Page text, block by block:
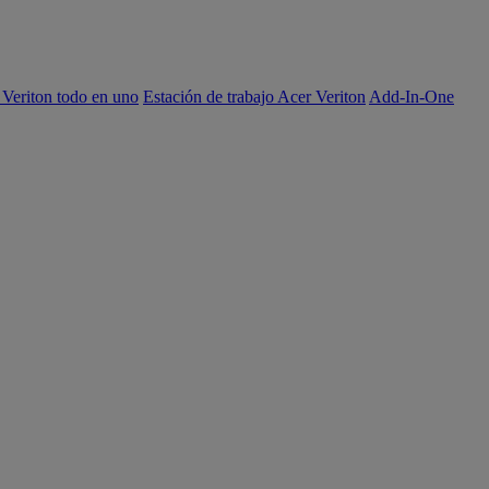
todo en uno Estación de trabajo Acer Veriton Add-In-One